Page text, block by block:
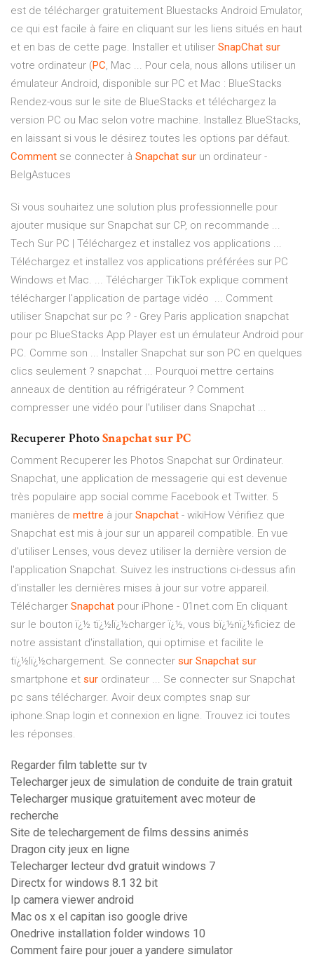
est de télécharger gratuitement Bluestacks Android Emulator,
ce qui est facile à faire en cliquant sur les liens situés en haut
et en bas de cette page. Installer et utiliser SnapChat sur
votre ordinateur (PC, Mac ... Pour cela, nous allons utiliser un
émulateur Android, disponible sur PC et Mac : BlueStacks
Rendez-vous sur le site de BlueStacks et téléchargez la
version PC ou Mac selon votre machine. Installez BlueStacks,
en laissant si vous le désirez toutes les options par défaut.
Comment se connecter à Snapchat sur un ordinateur -
BelgAstuces
Si vous souhaitez une solution plus professionnelle pour
ajouter musique sur Snapchat sur CP, on recommande ...
Tech Sur PC | Téléchargez et installez vos applications ...
Téléchargez et installez vos applications préférées sur PC
Windows et Mac. ... Télécharger TikTok explique comment
télécharger l'application de partage vidéo ... Comment
utiliser Snapchat sur pc ? - Grey Paris application snapchat
pour pc BlueStacks App Player est un émulateur Android pour
PC. Comme son ... Installer Snapchat sur son PC en quelques
clics seulement ? snapchat ... Pourquoi mettre certains
anneaux de dentition au réfrigérateur ? Comment
compresser une vidéo pour l'utiliser dans Snapchat ...
Recuperer PhotoSnapchatsurPC
Comment Recuperer les Photos Snapchat sur Ordinateur.
Snapchat, une application de messagerie qui est devenue
très populaire app social comme Facebook et Twitter. 5
manières de mettre à jour Snapchat - wikiHow Vérifiez que
Snapchat est mis à jour sur un appareil compatible. En vue
d'utiliser Lenses, vous devez utiliser la dernière version de
l'application Snapchat. Suivez les instructions ci-dessus afin
d'installer les dernières mises à jour sur votre appareil.
Télécharger Snapchat pour iPhone - 01net.com En cliquant
sur le bouton ï¿½ tï¿½lï¿½charger ï¿½, vous bï¿½nï¿½ficiez de
notre assistant d'installation, qui optimise et facilite le
tï¿½lï¿½chargement. Se connecter sur Snapchat sur
smartphone et sur ordinateur ... Se connecter sur Snapchat
pc sans télécharger. Avoir deux comptes snap sur
iphone.Snap login et connexion en ligne. Trouvez ici toutes
les réponses.
Regarder film tablette sur tv
Telecharger jeux de simulation de conduite de train gratuit
Telecharger musique gratuitement avec moteur de
recherche
Site de telechargement de films dessins animés
Dragon city jeux en ligne
Telecharger lecteur dvd gratuit windows 7
Directx for windows 8.1 32 bit
Ip camera viewer android
Mac os x el capitan iso google drive
Onedrive installation folder windows 10
Comment faire pour jouer a yandere simulator